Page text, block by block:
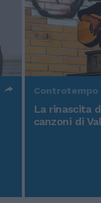
Controtempo
La rinascita
canzoni di